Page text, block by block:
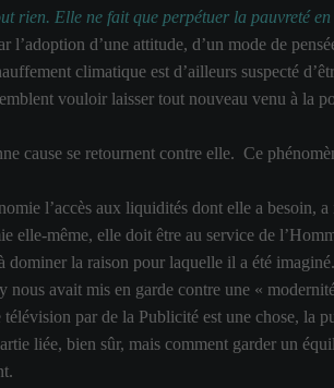
rien. Elle ne fait que perpétuer la pauvreté
d’une attitude, d’un mode de
climatique est d’ailleurs suspecté
vouloir laisser tout nouveau venu à la
cause se retournent contre elle. Ce
l’accès aux liquidités dont elle a besoin,
elle-même, elle doit être au service de
la raison pour laquelle il a été
nous avait mis en garde contre une «
par de la Publicité est une chose, la
liée, bien sûr, mais comment garder un